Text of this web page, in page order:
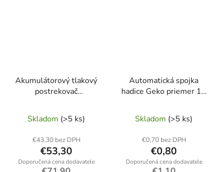
Akumulátorový tlakový
postrekovač
16K (16 l) + 4 trysky
Skladom (>5 ks)
€43,30 bez DPH
€53,30
Automatická spojka
hadice Geko priemer 12
Skladom (>5 ks)
€0,70 bez DPH
€0,80